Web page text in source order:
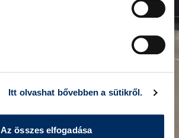
Itt olvashat bővebben a sütikről.
Az összes elfogadása